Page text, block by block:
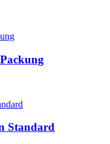
Standard